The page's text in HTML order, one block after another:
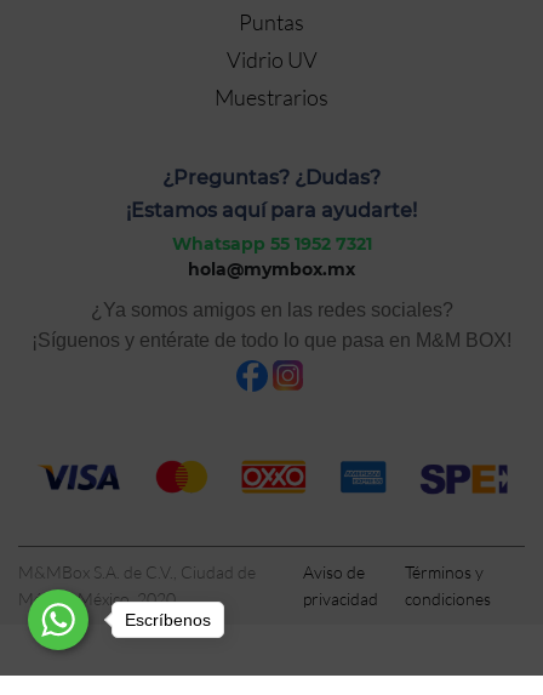
Puntas
Vidrio UV
Muestrarios
¿Preguntas? ¿Dudas?
¡Estamos aquí para ayudarte!
Whatsapp 55 1952 7321
hola@mymbox.mx
¿Ya somos amigos en las redes sociales?
¡Síguenos y entérate de todo lo que pasa en M&M BOX!
M&MBox S.A. de C.V., Ciudad de
México, México, 2020
Aviso de
privacidad
Términos y
condiciones
Escríbenos